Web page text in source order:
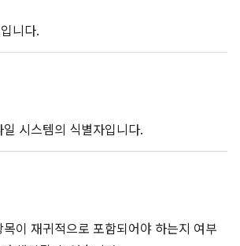
니다.
시스템의 식별자입니다.
이 재귀적으로 포함되어야 하는지 여부